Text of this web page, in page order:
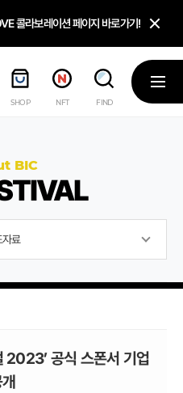
STEAM SALE PAGE
콜라보레이션 페이지 바로가기!
버프 주고, 닌텐도 스위치2 받기!
트 베드 '비라운지' 바로가기!
레이션' 페이지 바로가기!
SHOP NFT FIND
메뉴
BIC
자료
2023’ 공식 스폰서 기업